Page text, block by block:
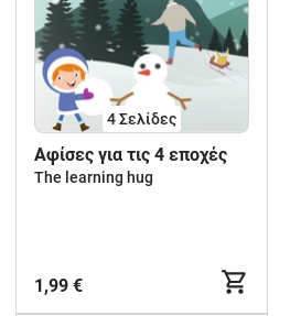
4Σελίδες
Aφίσες για τις 4 εποχές
The learning hug
1,99 €